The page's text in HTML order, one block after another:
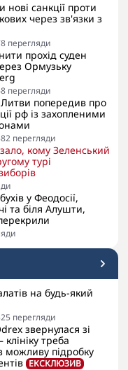
санкції проти
через зв'язки з
перегляди
прохід суден
Ормузьку
перегляди
попередив про
рф із захопленими
перегляди
кому Зеленський
турі
у Феодосії,
та біля Алушти,
на будь-який
перегляди
звернулася зі
треба
можливу підробку
ЕКСКЛЮЗИВ